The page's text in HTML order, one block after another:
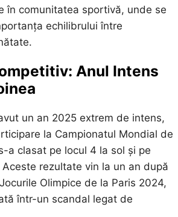
în comunitatea sportivă, unde se
echilibrului între
Anul Intens
un an 2025 extrem de intens,
la Campionatul Mondial de
a clasat pe locul 4 la sol și pe
rezultate vin la un an după
Olimpice de la Paris 2024,
într-un scandal legat de